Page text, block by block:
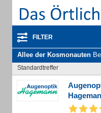
FILTER
Allee der Kosmonauten Berlin
Standardtreffer